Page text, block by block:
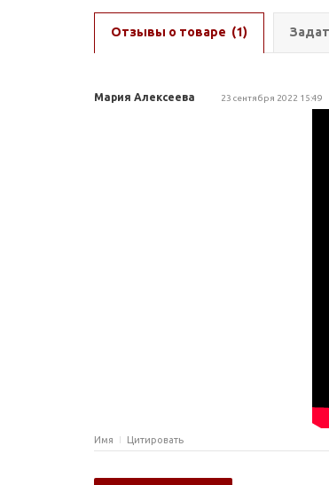
Отзывы о товаре (1)
Мария Алексеева 23 сентября 2022 15:49
Имя Цитировать